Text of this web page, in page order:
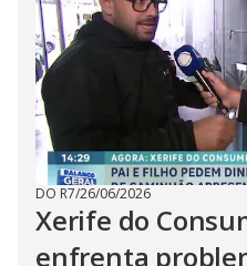
DO R7/26/06/2026
Xerife do
enfrenta